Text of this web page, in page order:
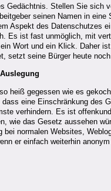
Gedächtnis. Stellen Sie sich
seinen Namen in
Aspekt des Datenschutzes
Es ist fast unmöglich, mit
Wort und ein Klick. Daher
setzt seine Bürger heute
heiß gegessen wie es
eine Einschränkung des
verhindern. Es ist
wie das Gesetz aussehen
bei normalen Websites,
er einfach weiterhin